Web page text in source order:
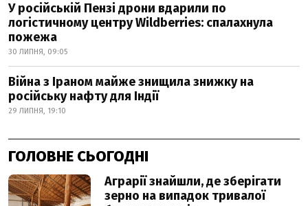
У російській Пензі дрони вдарили по
логістичному центру Wildberries: спалахнула
пожежа
30 ЛИПНЯ, 09:05
Війна з Іраном майже знищила знижку на
російську нафту для Індії
29 ЛИПНЯ, 19:10
ГОЛОВНЕ СЬОГОДНІ
Аграрії знайшли, де зберігати
зерно на випадок тривалої